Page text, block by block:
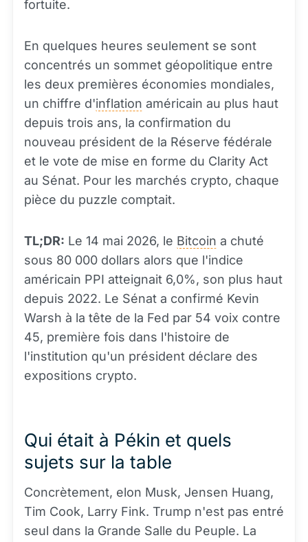
fortuite.
En quelques heures seulement se sont
concentrés un sommet géopolitique entre
les deux premières économies mondiales,
un chiffre d'inflation américain au plus haut
depuis trois ans, la confirmation du
nouveau président de la Réserve fédérale
et le vote de mise en forme du Clarity Act
au Sénat. Pour les marchés crypto, chaque
pièce du puzzle comptait.
TL;DR: Le 14 mai 2026, le Bitcoin a chuté
sous 80 000 dollars alors que l'indice
américain PPI atteignait 6,0%, son plus haut
depuis 2022. Le Sénat a confirmé Kevin
Warsh à la tête de la Fed par 54 voix contre
45, première fois dans l'histoire de
l'institution qu'un président déclare des
expositions crypto.
Qui était à Pékin et quels
sujets sur la table
Concrètement, elon Musk, Jensen Huang,
Tim Cook, Larry Fink. Trump n'est pas entré
seul dans la Grande Salle du Peuple. La